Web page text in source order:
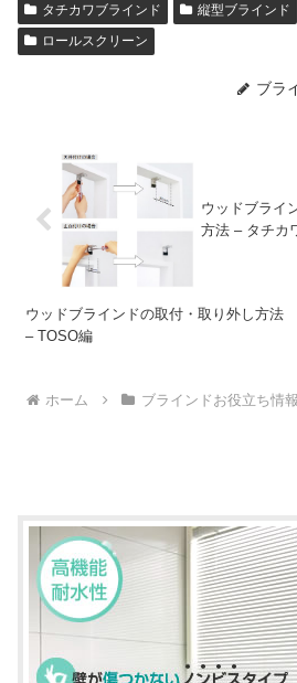
タチカワブラインド
縦型ブラインド
ロールスクリーン
ブラ
ウッドブライ
方法 – タチカ
ウッドブラインドの取付・取り外し方法
– TOSO編
ホーム ブラインドお役立ち情報